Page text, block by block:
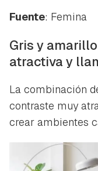
Fuente: Femina
Gris y
atractiva y
La combinación
contraste muy
crear ambientes